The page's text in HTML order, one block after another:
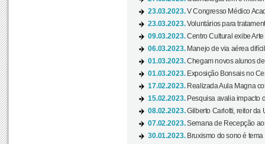
23.03.2023.V Congresso Médico
23.03.2023.Voluntários para
09.03.2023.Centro Cultural exibe
06.03.2023. Manejo de via aérea
01.03.2023.Chegam novos alunos
01.03.2023. Exposição Bonsais no
17.02.2023. Realizada Aula Magna
15.02.2023. Pesquisa avalia impacto
08.02.2023.Gilberto Carlotti, reitor da
07.02.2023.Semana de Recepção
30.01.2023. Bruxismo do sono é